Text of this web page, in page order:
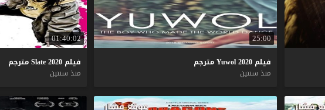
25:00
فيلم Yuwol2020
مترجم
منذ سنتين
01:40:02
فيلم Slate2020
مترجم
منذ سنتين